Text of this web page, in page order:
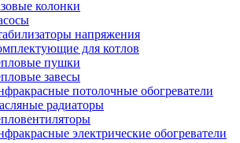
колонки
напряжения
для котлов
пушки
завесы
потолочные обогреватели
радиаторы
электрические обогреватели